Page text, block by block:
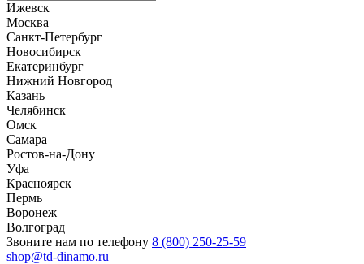
Ижевск
Москва
Санкт-Петербург
Новосибирск
Екатеринбург
Нижний Новгород
Казань
Челябинск
Омск
Самара
Ростов-на-Дону
Уфа
Красноярск
Пермь
Воронеж
Волгоград
Звоните нам по телефону 8 (800) 250-25-59
shop@td-dinamo.ru